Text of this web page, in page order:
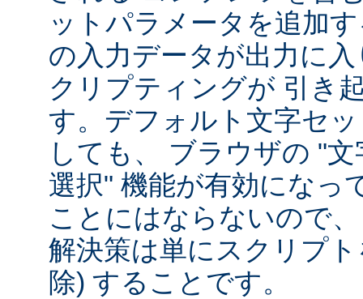
ットパラメータを追加
の入力データが出力に
クリプティングが 引き
す。デフォルト文字セ
しても、 ブラウザの "
選択" 機能が有効になっ
ことにはならないので
解決策は単にスクリプ
除) することです。